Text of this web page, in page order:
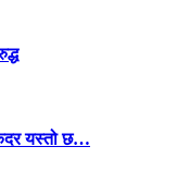
यस्तो छ…